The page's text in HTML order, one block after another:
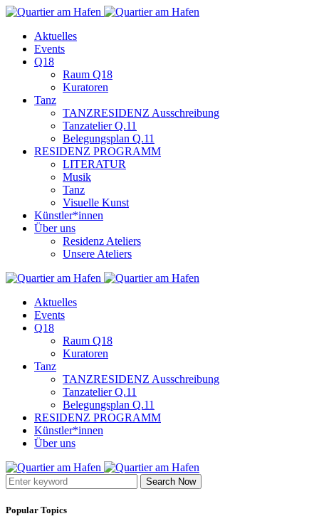
Aktuelles
Events
Q18
Raum Q18
Kuratoren
Tanz
TANZRESIDENZ Ausschreibung
Tanzatelier Q.11
Belegungsplan Q.11
RESIDENZ PROGRAMM
LITERATUR
Musik
Tanz
Visuelle Kunst
Künstler*innen
Über uns
Residenz Ateliers
Unsere Ateliers
Aktuelles
Events
Q18
Raum Q18
Kuratoren
Tanz
TANZRESIDENZ Ausschreibung
Tanzatelier Q.11
Belegungsplan Q.11
RESIDENZ PROGRAMM
Künstler*innen
Über uns
Search Now
Popular Topics